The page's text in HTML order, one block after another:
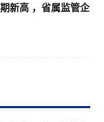
新高 ，省属监管企